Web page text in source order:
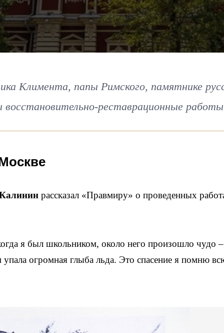
Климента, папы Римского, памятнике
реставрационные
рассказал «Правмиру» о проведенных
я был школьником, около него произошло чудо –
огромная глыба льда. Это спасение я помню